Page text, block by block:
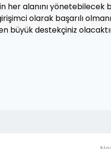
her alanını
olarak başarılı
büyük destekçiniz